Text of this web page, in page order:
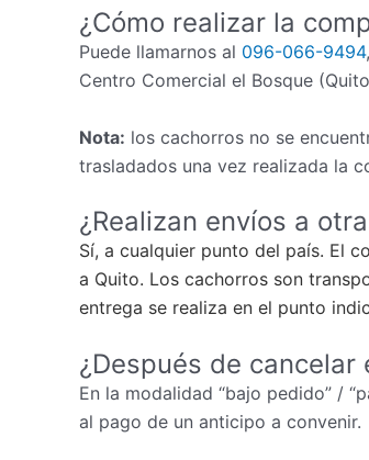
¿Cómo realizar la
Puede llamarnos al 096-066-9494
Centro Comercial el Bosque
Nota: los cachorros no se
trasladados una vez realizada la
¿Realizan envíos a
Sí, a cualquier punto del país. El
a Quito. Los cachorros son
entrega se realiza en el punto
¿Después de
En la modalidad “bajo pedido” /
al pago de un anticipo a convenir.